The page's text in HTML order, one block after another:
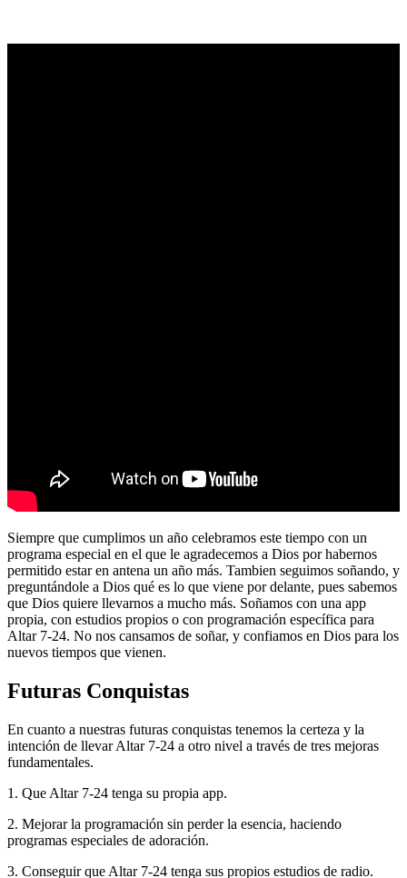
Siempre que cumplimos un año celebramos este tiempo con un
programa especial en el que le agradecemos a Dios por habernos
permitido estar en antena un año más. Tambien seguimos soñando, y
preguntándole a Dios qué es lo que viene por delante, pues sabemos
que Dios quiere llevarnos a mucho más. Soñamos con una app
propia, con estudios propios o con programación específica para
Altar 7-24. No nos cansamos de soñar, y confiamos en Dios para los
nuevos tiempos que vienen.
Futuras Conquistas
En cuanto a nuestras futuras conquistas tenemos la certeza y la
intención de llevar Altar 7-24 a otro nivel a través de tres mejoras
fundamentales.
1. Que Altar 7-24 tenga su propia app.
2. Mejorar la programación sin perder la esencia, haciendo
programas especiales de adoración.
3. Conseguir que Altar 7-24 tenga sus propios estudios de radio.